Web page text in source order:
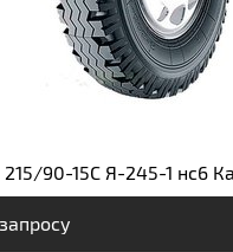
90-15C Я-245-1 нс6